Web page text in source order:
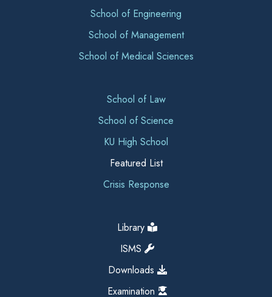
School of Engineering
School of Management
School of Medical Sciences
School of Law
School of Science
KU High School
Featured List
Crisis Response
Library
ISMS
Downloads
Examination